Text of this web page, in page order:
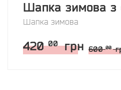
Шапка зимова з
Шапка зимова
420 00 грн 600 00